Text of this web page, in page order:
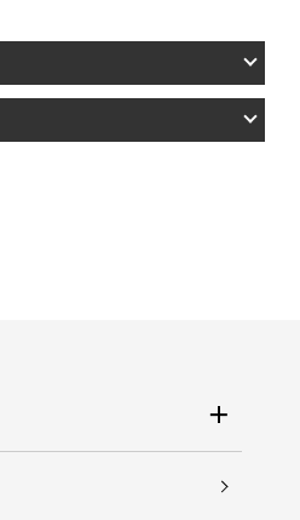
レス－２６、グリセリ
１，２－ヘキサンジオー
キサン酸セチル、１，２
テアリン酸、セスキオレ
アリルアルコール、ステ
テアリン酸グリセリル、
上記のような異常が現れ
い。3.目に入らないように
ぐに充分に洗い流してく